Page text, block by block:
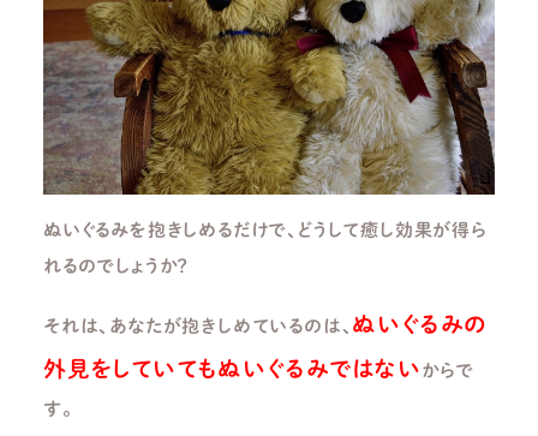
ぬいぐるみを抱きしめるだけで、どうして癒し効果が得ら
れるのでしょうか？
それは、あなたが抱きしめているのは、 ぬいぐるみの
外見をしていてもぬいぐるみではないからで
す。